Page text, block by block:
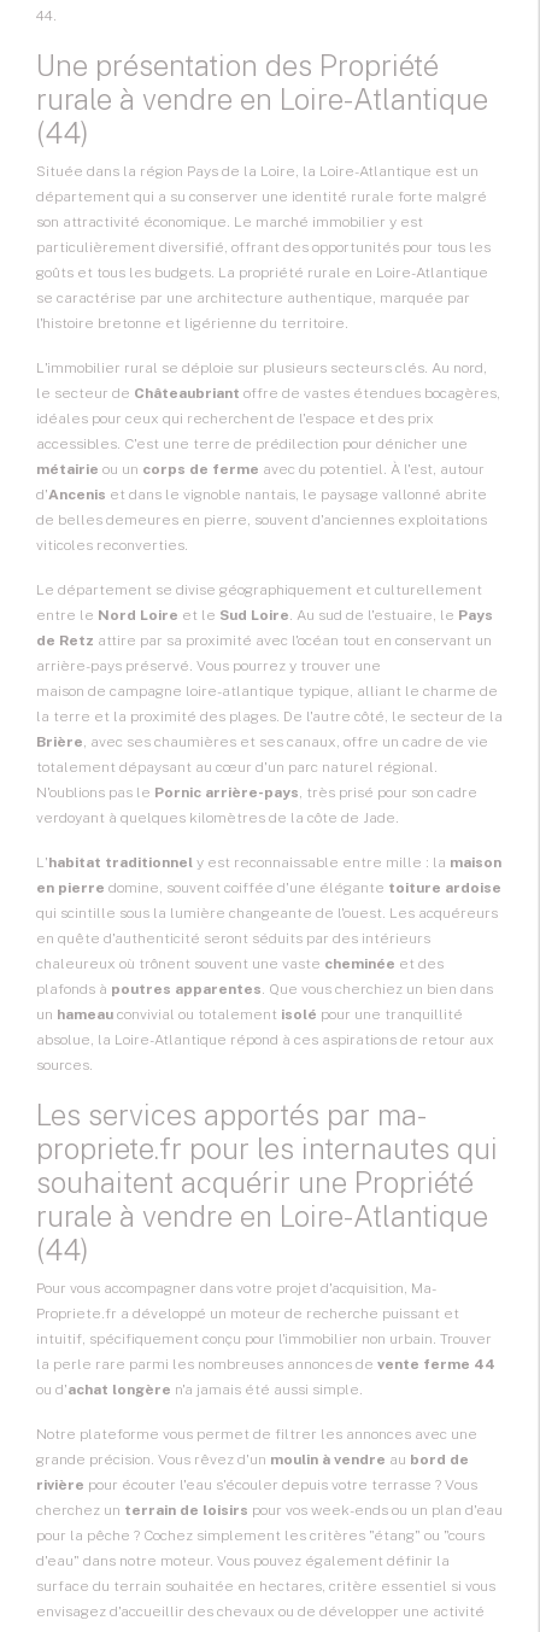
44.
Une présentation des Propriété
rurale à vendre en Loire-Atlantique
(44)
Située dans la région Pays de la Loire, la Loire-Atlantique est un
département qui a su conserver une identité rurale forte malgré
son attractivité économique. Le marché immobilier y est
particulièrement diversifié, offrant des opportunités pour tous les
goûts et tous les budgets. La propriété rurale en Loire-Atlantique
se caractérise par une architecture authentique, marquée par
l'histoire bretonne et ligérienne du territoire.
L'immobilier rural se déploie sur plusieurs secteurs clés. Au nord,
le secteur de Châteaubriant offre de vastes étendues bocagères,
idéales pour ceux qui recherchent de l'espace et des prix
accessibles. C'est une terre de prédilection pour dénicher une
métairie ou un corps de ferme avec du potentiel. À l'est, autour
d'Ancenis et dans le vignoble nantais, le paysage vallonné abrite
de belles demeures en pierre, souvent d'anciennes exploitations
viticoles reconverties.
Le département se divise géographiquement et culturellement
entre le Nord Loire et le Sud Loire. Au sud de l'estuaire, le Pays
de Retz attire par sa proximité avec l'océan tout en conservant un
arrière-pays préservé. Vous pourrez y trouver une
maison de campagne loire-atlantique typique, alliant le charme de
la terre et la proximité des plages. De l'autre côté, le secteur de la
Brière, avec ses chaumières et ses canaux, offre un cadre de vie
totalement dépaysant au cœur d'un parc naturel régional.
N'oublions pas le Pornic arrière-pays, très prisé pour son cadre
verdoyant à quelques kilomètres de la côte de Jade.
L'habitat traditionnel y est reconnaissable entre mille : la maison
en pierre domine, souvent coiffée d'une élégante toiture ardoise
qui scintille sous la lumière changeante de l'ouest. Les acquéreurs
en quête d'authenticité seront séduits par des intérieurs
chaleureux où trônent souvent une vaste cheminée et des
plafonds à poutres apparentes. Que vous cherchiez un bien dans
un hameau convivial ou totalement isolé pour une tranquillité
absolue, la Loire-Atlantique répond à ces aspirations de retour aux
sources.
Les services apportés par ma-
propriete.fr pour les internautes qui
souhaitent acquérir une Propriété
rurale à vendre en Loire-Atlantique
(44)
Pour vous accompagner dans votre projet d'acquisition, Ma-
Propriete.fr a développé un moteur de recherche puissant et
intuitif, spécifiquement conçu pour l'immobilier non urbain. Trouver
la perle rare parmi les nombreuses annonces de vente ferme 44
ou d'achat longère n'a jamais été aussi simple.
Notre plateforme vous permet de filtrer les annonces avec une
grande précision. Vous rêvez d'un moulin à vendre au bord de
rivière pour écouter l'eau s'écouler depuis votre terrasse ? Vous
cherchez un terrain de loisirs pour vos week-ends ou un plan d'eau
pour la pêche ? Cochez simplement les critères "étang" ou "cours
d'eau" dans notre moteur. Vous pouvez également définir la
surface du terrain souhaitée en hectares, critère essentiel si vous
envisagez d'accueillir des chevaux ou de développer une activité